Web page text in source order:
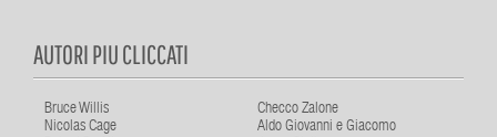
AUTORI PIU CLICCATI
Bruce Willis
Checco Zalone
Nicolas Cage
Aldo Giovanni e Giacomo